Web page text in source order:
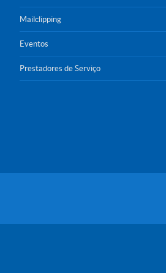
Mailclipping
Eventos
Prestadores de Serviço